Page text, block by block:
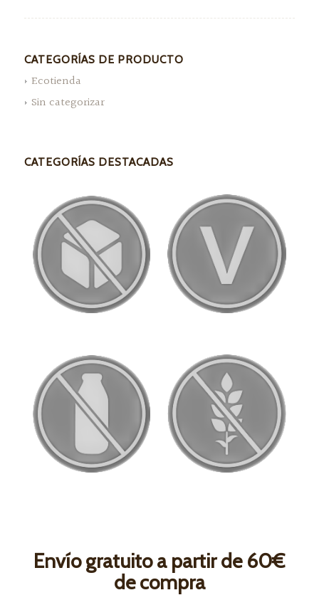
CATEGORÍAS DE PRODUCTO
Ecotienda
Sin categorizar
CATEGORÍAS DESTACADAS
Envío gratuito a partir de 60€
de compra